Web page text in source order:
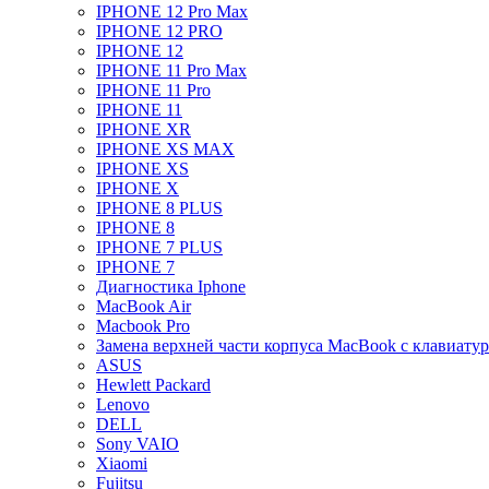
IPHONE 12 Pro Max
IPHONE 12 PRO
IPHONE 12
IPHONE 11 Pro Max
IPHONE 11 Pro
IPHONE 11
IPHONE XR
IPHONE XS MAX
IPHONE XS
IPHONE X
IPHONE 8 PLUS
IPHONE 8
IPHONE 7 PLUS
IPHONE 7
Диагностика Iphone
MacBook Air
Macbook Pro
Замена верхней части корпуса MacBook с
ASUS
Hewlett Packard
Lenovo
DELL
Sony VAIO
Xiaomi
Fujitsu